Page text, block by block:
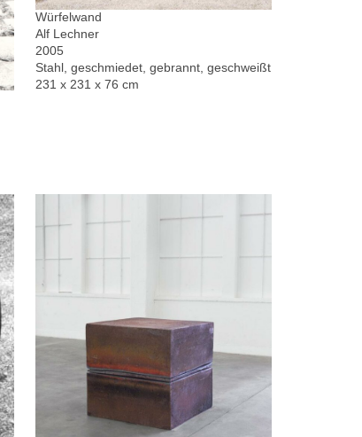
Würfelwand
Alf Lechner
2005
Stahl, geschmiedet, gebrannt, geschweißt
231 x 231 x 76 cm